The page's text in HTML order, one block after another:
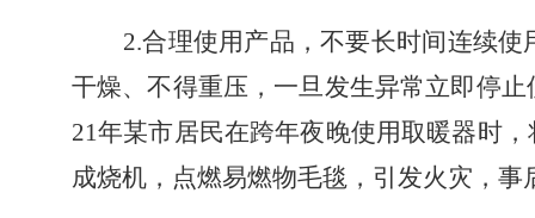
2.合理使用产品，不要长时间连续
干燥、不得重压，一旦发生异常立即停
21年某市居民在跨年夜晚使用取暖器时
成烧机，点燃易燃物毛毯，引发火灾，